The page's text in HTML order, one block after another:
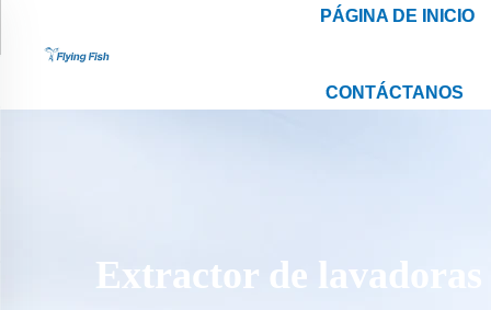
PÁGINA DE INICIO
CONTÁCTANOS
Extractor de